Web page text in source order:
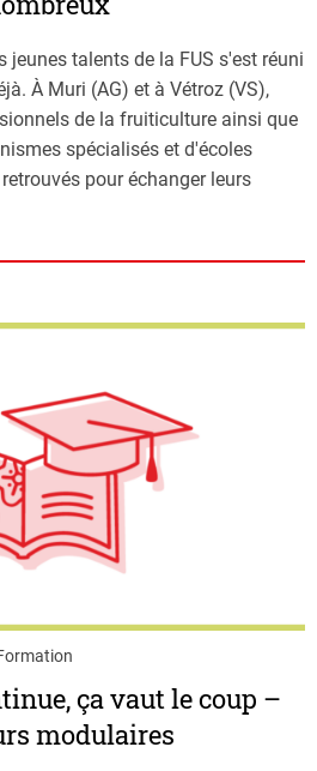
jeunes talents de la FUS s'est réuni
À Muri (AG) et à Vétroz (VS),
de la fruiticulture ainsi que
spécialisés et d'écoles
pour échanger leurs
ça vaut le coup –
modulaires